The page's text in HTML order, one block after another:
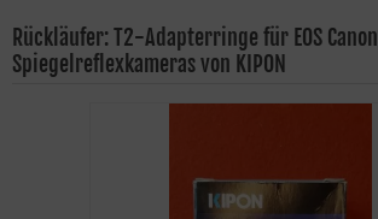
Rückläufer: T2-Adapterringe für EOS Canon
Spiegelreflexkameras von KIPON